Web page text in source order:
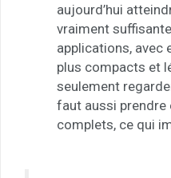
aujourd’hui
vraiment
applications, avec
plus compacts et
seulement
faut aussi prendre
complets, ce qui